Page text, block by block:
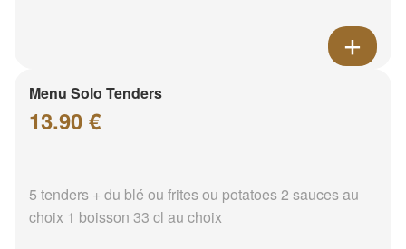
Menu Solo Tenders
13.90 €
5 tenders + du blé ou frites ou potatoes 2 sauces au
choix 1 boisson 33 cl au choix